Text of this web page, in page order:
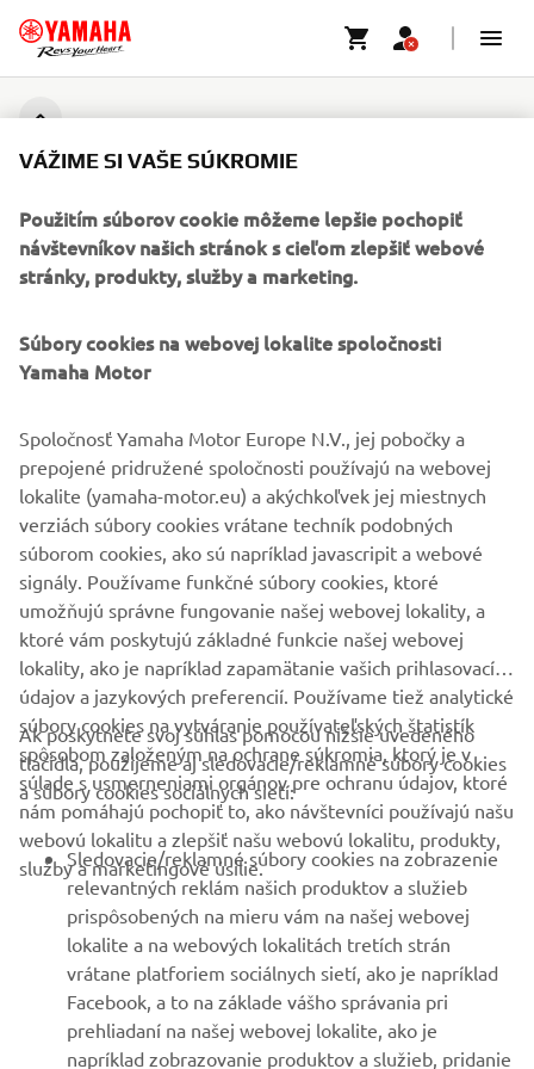
FIREMNÉ STRÁNKY
B2B
VIAC YAMAHA
PODPORA
BULLETIN
Získajte medzi prvými informácie o najnovších ponukách,
špeciálnych akciách, nových verziách a mnoho ďalšieho
PRIHLÁSIŤ SA NA ODBER
Prečítajte si naše Zásady ochrany osobných údajov, aby ste sa
dozvedeli, ako spracovávame vaše osobné údaje: Ochrana
Osobných Údajov
Slovakia (Slovak)
© Copyright - 2026 Yamaha Motor Europe N.V. - All Rights
Reserved
Privacy PolicyCookiesPodmienky a pravidlá
VÁŽIME SI VAŠE SÚKROMIE
Použitím súborov cookie môžeme lepšie pochopiť
návštevníkov našich stránok s cieľom zlepšiť webové
stránky, produkty, služby a marketing.
Súbory cookies na webovej lokalite spoločnosti
Yamaha Motor
Spoločnosť Yamaha Motor Europe N.V., jej pobočky a
prepojené pridružené spoločnosti používajú na webovej
lokalite (yamaha-motor.eu) a akýchkoľvek jej miestnych
verziách súbory cookies vrátane techník podobných
súborom cookies, ako sú napríklad javascripit a webové
signály. Používame funkčné súbory cookies, ktoré
umožňujú správne fungovanie našej webovej lokality, a
ktoré vám poskytujú základné funkcie našej webovej
lokality, ako je napríklad zapamätanie vašich prihlasovacích
údajov a jazykových preferencií. Používame tiež analytické
súbory cookies na vytváranie používateľských štatistík
spôsobom založeným na ochrane súkromia, ktorý je v
súlade s usmerneniami orgánov pre ochranu údajov, ktoré
nám pomáhajú pochopiť to, ako návštevníci používajú našu
webovú lokalitu a zlepšiť našu webovú lokalitu, produkty,
služby a marketingové úsilie.
Ak poskytnete svoj súhlas pomocou nižšie uvedeného
tlačidla, použijeme aj sledovacie/reklamné súbory cookies
a súbory cookies sociálnych sietí:
Sledovacie/reklamné súbory cookies na zobrazenie
relevantných reklám našich produktov a služieb
prispôsobených na mieru vám na našej webovej
lokalite a na webových lokalitách tretích strán
vrátane platforiem sociálnych sietí, ako je napríklad
Facebook, a to na základe vášho správania pri
prehliadaní na našej webovej lokalite, ako je
napríklad zobrazovanie produktov a služieb, pridanie